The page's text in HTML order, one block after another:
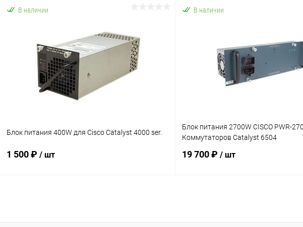
Купить в 1 клик К сравнению
В избранное В наличии
Купить в 1 клик К
В избранное В
В наличии
Блок питания 400W для Cisco Catalyst 4000 ser.
1 500 ₽ / шт
Купить в 1 клик К сравнению
В наличии
Блок питания 2700W CISCO PWR-
Коммутаторов Catalyst 6504
19 700 ₽ / шт
Купить в 1 клик К